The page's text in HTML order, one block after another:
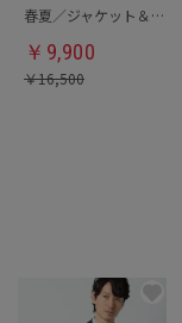
春夏／ジャケット＆パンツセットアップ／洗濯ネット付き
￥ 9,900
￥16,500